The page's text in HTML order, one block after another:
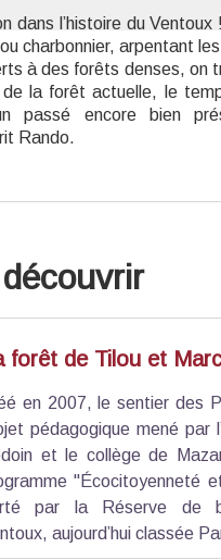
dans l’histoire du Ventoux
charbonnier, arpentant
à des forêts denses, on
la forêt actuelle, le
passé encore bien
Rando.
forêt de Tilou et
en 2007, le sentier des
pédagogique mené par
et le collège de
"Écocitoyenneté
par la Réserve de
aujourd’hui classée